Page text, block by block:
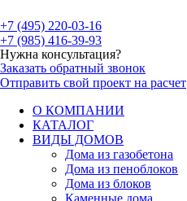
+7 (495) 220-03-16
+7 (985) 416-39-93
Нужна консультация?
Заказать обратный звонок
Отправить свой проект на расчет
О КОМПАНИИ
КАТАЛОГ
ВИДЫ ДОМОВ
Дома из газобетона
Дома из пеноблоков
Дома из блоков
Каменные дома